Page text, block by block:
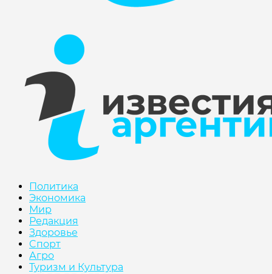
Политика
Экономика
Мир
Редакция
Здоровье
Cпорт
Агро
Туризм и Культура